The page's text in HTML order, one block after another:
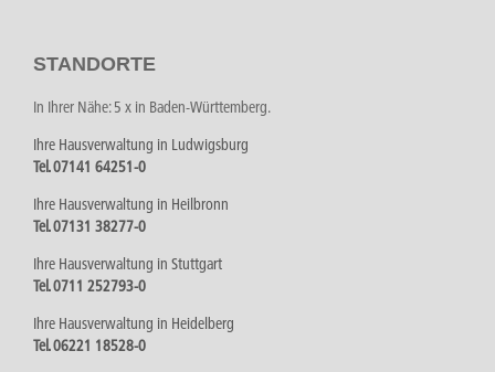
STANDORTE
In Ihrer Nähe: 5 x in Baden-Württemberg.
Ihre Hausverwaltung in Ludwigsburg
Tel. 07141 64251-0
Ihre Hausverwaltung in Heilbronn
Tel. 07131 38277-0
Ihre Hausverwaltung in Stuttgart
Tel. 0711 252793-0
Ihre Hausverwaltung in Heidelberg
Tel. 06221 18528-0